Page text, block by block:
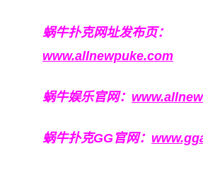
蜗牛扑克网址发布页：
www.allnewpuke.com
蜗牛娱乐官网：
蜗牛扑克GG官网：